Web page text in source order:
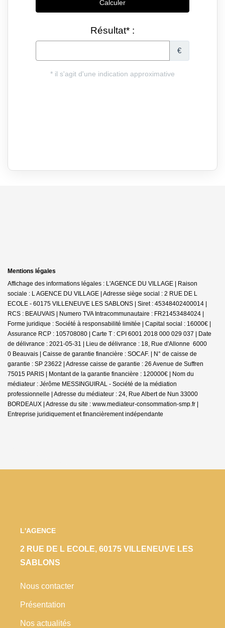
Mentions légales
Affichage des informations légales : L'AGENCE DU VILLAGE | Raison
sociale : L AGENCE DU VILLAGE | Adresse siège social : 2 RUE DE L
ECOLE - 60175 VILLENEUVE LES SABLONS | Siret : 45348402400014 |
RCS : BEAUVAIS | Numero TVA Intracommunautaire : FR21453484024 |
Forme juridique : Société à responsabilité limitée | Capital social : 16000€ |
Assurance RCP : 105708080 | Carte T : CPI 6001 2018 000 029 037 | Date
de délivrance : 2021-05-31 | Lieu de délivrance : 18, Rue d'Allonne 6000
0 Beauvais | Caisse de garantie financière : SOCAF. | N° de caisse de
garantie : SP 23622 | Adresse caisse de garantie : 26 Avenue de Suffren
75015 PARIS | Montant de la garantie financière : 120000€ | Nom du
médiateur : Jérôme MESSINGUIRAL - Société de la médiation
professionnelle | Adresse du médiateur : 24, Rue Albert de Nun 33000
BORDEAUX | Adresse du site : www.mediateur-consommation-smp.fr |
Entreprise juridiquement et financièrement indépendante
L'AGENCE
2 RUE DE L ECOLE, 60175 VILLENEUVE LES
SABLONS
Nous contacter
Présentation
Nos actualités